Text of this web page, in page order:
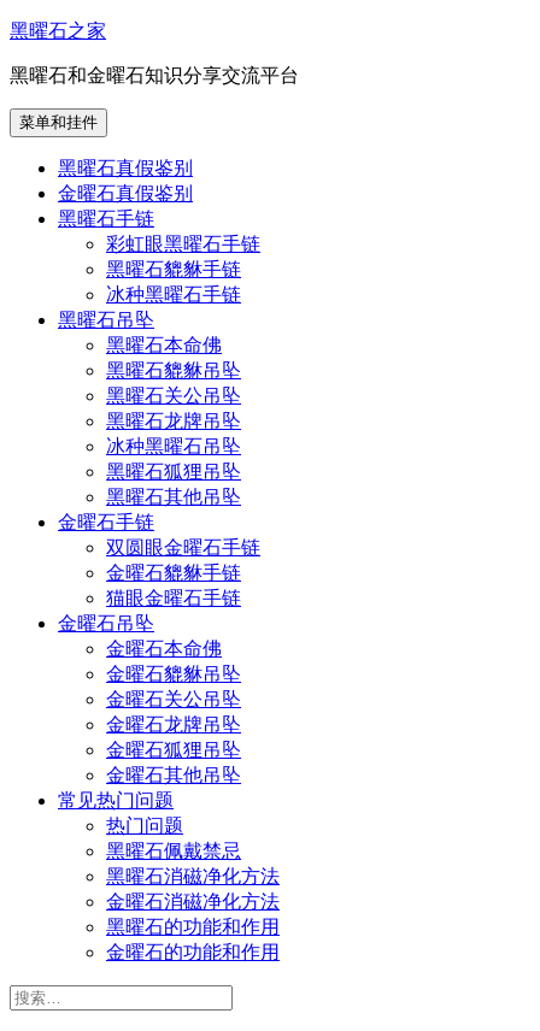
跳
内
容
黑曜石之家
黑曜石和金曜石知识分享交流平台
菜单和挂件
黑曜石真假鉴别
金曜石真假鉴别
黑曜石手链
彩虹眼黑曜石手链
黑曜石貔貅手链
冰种黑曜石手链
黑曜石吊坠
黑曜石本命佛
黑曜石貔貅吊坠
黑曜石关公吊坠
黑曜石龙牌吊坠
冰种黑曜石吊坠
黑曜石狐狸吊坠
黑曜石其他吊坠
金曜石手链
双圆眼金曜石手链
金曜石貔貅手链
猫眼金曜石手链
金曜石吊坠
金曜石本命佛
金曜石貔貅吊坠
金曜石关公吊坠
金曜石龙牌吊坠
金曜石狐狸吊坠
金曜石其他吊坠
常见热门问题
热门问题
黑曜石佩戴禁忌
黑曜石消磁净化方法
金曜石消磁净化方法
黑曜石的功能和作用
金曜石的功能和作用
搜